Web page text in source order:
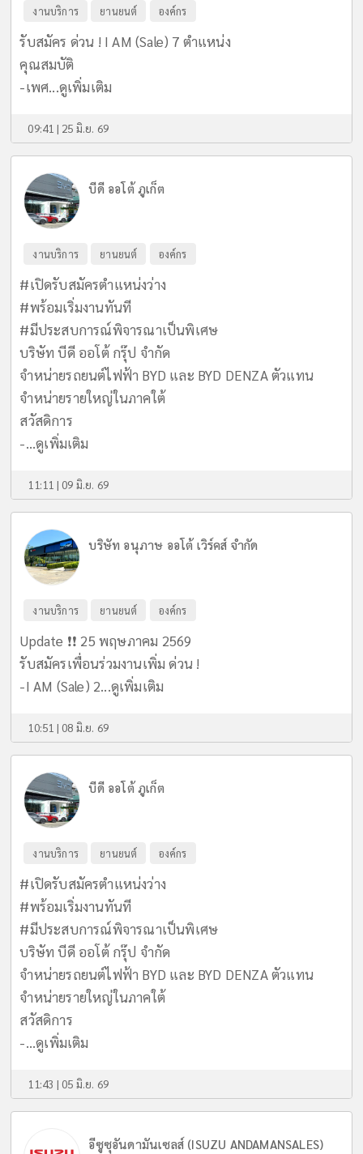
งานบริการ ยานยนต์ องค์กร
รับสมัคร ด่วน ! I AM (Sale) 7 ตำแหน่ง
คุณสมบัติ
-เพศ...ดูเพิ่มเติม
09:41 | 25 มิ.ย. 69
บีดี ออโต้ ภูเก็ต
งานบริการ ยานยนต์ องค์กร
#เปิดรับสมัครตำแหน่งว่าง
#พร้อมเริ่มงานทันที
#มีประสบการณ์พิจารณาเป็นพิเศษ
บริษัท บีดี ออโต้ กรุ๊ป จำกัด
จำหน่ายรถยนต์ไฟฟ้า BYD และ BYD DENZA ตัวแทน
จำหน่ายรายใหญ่ในภาคใต้
สวัสดิการ
-...ดูเพิ่มเติม
11:11 | 09 มิ.ย. 69
บริษัท อนุภาษ ออโต้ เวิร์คส์ จำกัด
งานบริการ ยานยนต์ องค์กร
Update ❗️❗️ 25 พฤษภาคม 2569
รับสมัครเพื่อนร่วมงานเพิ่ม ด่วน !
-I AM (Sale) 2...ดูเพิ่มเติม
10:51 | 08 มิ.ย. 69
บีดี ออโต้ ภูเก็ต
งานบริการ ยานยนต์ องค์กร
#เปิดรับสมัครตำแหน่งว่าง
#พร้อมเริ่มงานทันที
#มีประสบการณ์พิจารณาเป็นพิเศษ
บริษัท บีดี ออโต้ กรุ๊ป จำกัด
จำหน่ายรถยนต์ไฟฟ้า BYD และ BYD DENZA ตัวแทน
จำหน่ายรายใหญ่ในภาคใต้
สวัสดิการ
-...ดูเพิ่มเติม
11:43 | 05 มิ.ย. 69
อีซูซุอันดามันเซลส์ (ISUZU ANDAMANSALES)